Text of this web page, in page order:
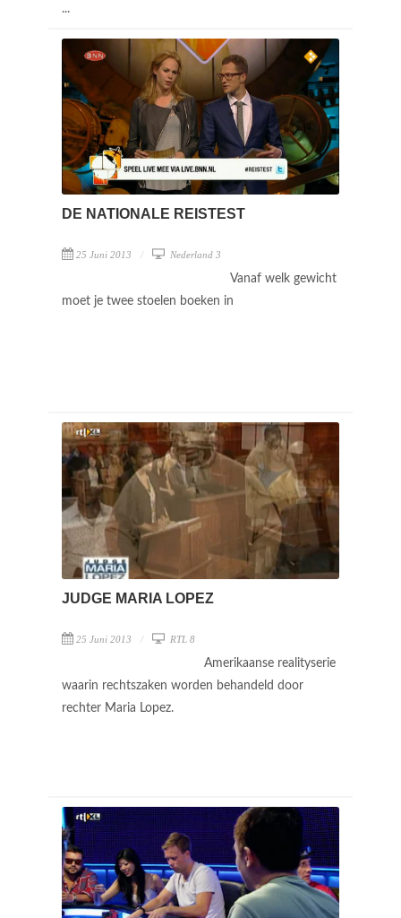
...
DE NATIONALE REISTEST
25 Juni 2013 Nederland 3
Vanaf welk gewicht
moet je twee stoelen boeken in
JUDGE MARIA LOPEZ
25 Juni 2013 RTL 8
Amerikaanse realityserie
waarin rechtszaken worden behandeld door
rechter Maria Lopez.